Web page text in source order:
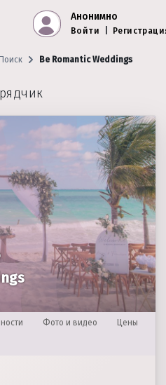
Анонимно
Войти
Be Romantic Weddings
Фото и видео Цены